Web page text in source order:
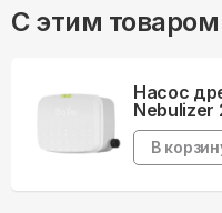
С этим
Насос
Nebulizer
В